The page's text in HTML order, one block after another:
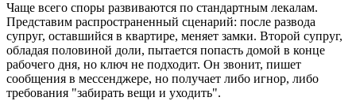
Чаще всего споры развиваются по стандартным лекалам.
Представим распространенный сценарий: после развода
супруг, оставшийся в квартире, меняет замки. Второй супруг,
обладая половиной доли, пытается попасть домой в конце
рабочего дня, но ключ не подходит. Он звонит, пишет
сообщения в мессенджере, но получает либо игнор, либо
требования "забирать вещи и уходить".